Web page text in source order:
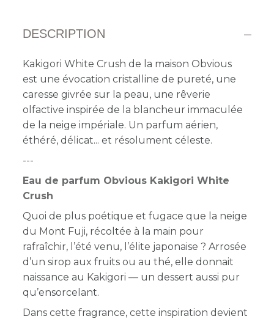
DESCRIPTION
Kakigori White Crush de la maison Obvious
est une évocation cristalline de pureté, une
caresse givrée sur la peau, une rêverie
olfactive inspirée de la blancheur immaculée
de la neige impériale. Un parfum aérien,
éthéré, délicat... et résolument céleste.
---
Eau de parfum Obvious Kakigori White
Crush
Quoi de plus poétique et fugace que la neige
du Mont Fuji, récoltée à la main pour
rafraîchir, l’été venu, l’élite japonaise ? Arrosée
d’un sirop aux fruits ou au thé, elle donnait
naissance au Kakigori — un dessert aussi pur
qu’ensorcelant.
Dans cette fragrance, cette inspiration devient